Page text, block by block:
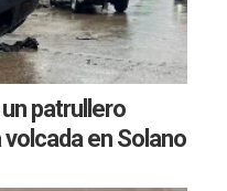
patrullero
en Solano